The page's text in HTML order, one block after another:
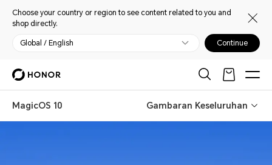
Choose your country or region to see content related to you and
shop directly.
Global / English Continue
MagicOS 10 Gambaran Keseluruhan